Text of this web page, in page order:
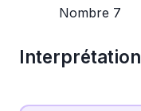
Interprétation